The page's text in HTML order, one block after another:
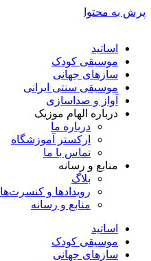
پرش به محتوا
اساتید
موسیقی کودک
سازهای جهانی
موسیقی سنتی ایرانی
آواز و صداسازی
درباره الهام موزیک
درباره ما
ارکستر آموزشگاه
تماس با ما
منابع و رسانه
بلاگ
رویدادها و کنسرت‌ها
منابع و رسانه
اساتید
موسیقی کودک
سازهای جهانی